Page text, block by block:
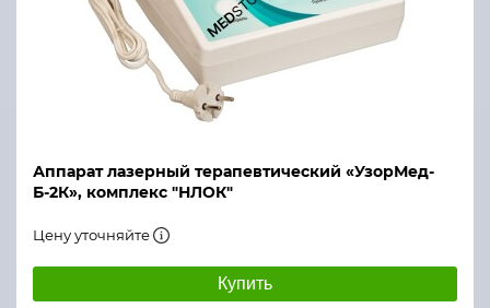
Аппарат лазерный терапевтический «УзорМед-
Б-2К», комплекс "НЛОК"
Цену уточняйте
Купить